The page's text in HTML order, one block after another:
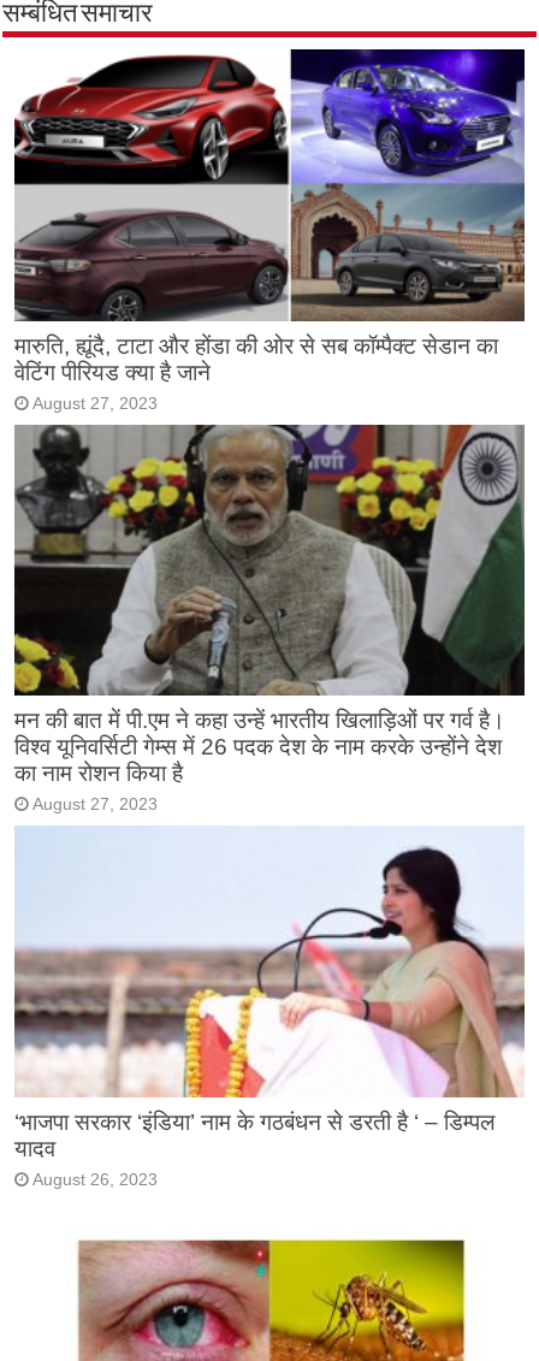
सम्बंधित समाचार
मारुति, ह्यूंदै, टाटा और होंडा की ओर से सब कॉम्पैक्ट सेडान का
वेटिंग पीरियड क्या है जाने
August 27, 2023
मन की बात में पी.एम ने कहा उन्हें भारतीय खिलाड़िओं पर गर्व है।
विश्व यूनिवर्सिटी गेम्स में 26 पदक देश के नाम करके उन्होंने देश
का नाम रोशन किया है
August 27, 2023
‘भाजपा सरकार ‘इंडिया’ नाम के गठबंधन से डरती है ‘ – डिम्पल
यादव
August 26, 2023